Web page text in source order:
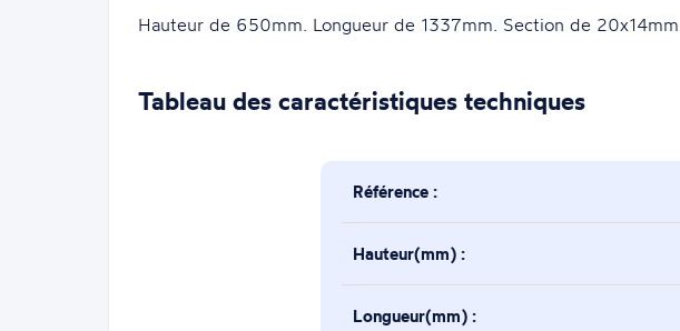
Hauteur de 650mm. Longueur de 1337mm. Section de 20x14mm.
Tableau des caractéristiques techniques
Référence :
Hauteur(mm) :
Longueur(mm) :